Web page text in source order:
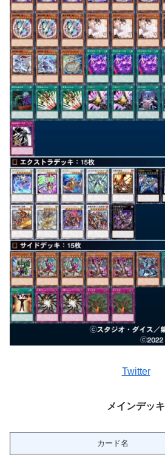
Twitter
メインデッキ
カード名